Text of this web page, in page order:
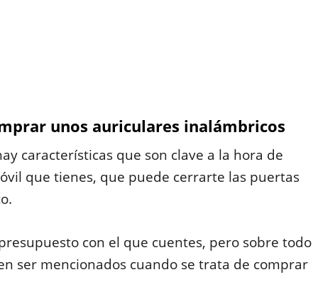
unos auriculares inalámbricos
características que son clave a la hora de
que tienes, que puede cerrarte las puertas
con el que cuentes, pero sobre todo
ser mencionados cuando se trata de comprar